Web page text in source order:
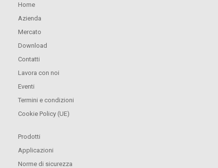
Home
Azienda
Mercato
Download
Contatti
Lavora con noi
Eventi
Termini e condizioni
Cookie Policy (UE)
Prodotti
Applicazioni
Norme di sicurezza